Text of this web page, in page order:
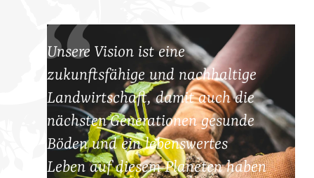
Unsere Vision ist eine
zukunftsfähige und nachhaltige
Landwirtschaft, damit auch die
nächsten Generationen gesunde
Böden und ein lebenswertes
Leben auf diesem Planeten haben